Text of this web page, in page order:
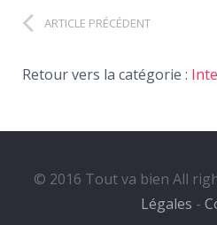
ARTICLE PRÉCÉDENT
Retour vers la catégorie :
© 2016 Tout va bien All
Légales -